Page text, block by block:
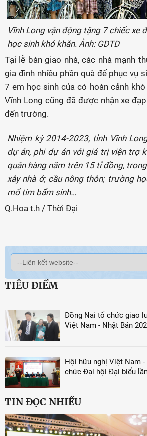
Vĩnh Long vận động tặng 7 chiếc xe
học sinh khó khăn. Ảnh: GDTD
Tại lễ bàn giao nhà, các nhà mạnh
gia đình nhiều phần quà để phục vụ
7 em học sinh của có hoàn cảnh
Vĩnh Long cũng đã được nhận xe
đến trường.
Nhiệm kỳ 2014-2023, tỉnh Vĩnh
dự án, phi dự án với giá trị viện trợ
quân hàng năm trên 15 tỉ đồng,
xây nhà ở; cầu nông thôn; trường
mổ tim bẩm sinh…
Q.Hoa t.h / Thời Đại
TIÊU ĐIỂM
Đồng Nai tổ chức giao
Việt Nam - Nhật Bản
Hội hữu nghị Việt Nam
chức Đại hội Đại biểu
TIN ĐỌC NHIỀU